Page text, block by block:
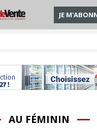
JE
AU FÉMININ